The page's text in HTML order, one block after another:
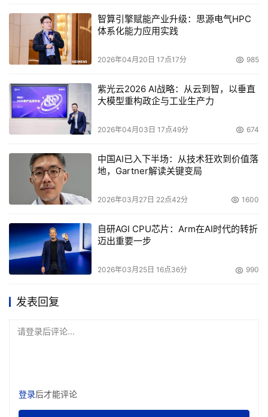
智算引擎赋能产业升级：思源电气HPC
体系化能力应用实践
2026年04月20日 17点17分 985
紫光云2026 AI战略：从云到智，以垂直
大模型重构政企与工业生产力
2026年04月03日 17点49分 674
中国AI已入下半场：从技术狂欢到价值落
地，Gartner解读关键变局
2026年03月27日 22点42分 1600
自研AGI CPU芯片：Arm在AI时代的转折
迈出重要一步
2026年03月25日 16点36分 990
发表回复
请登录后评论...
登录后才能评论